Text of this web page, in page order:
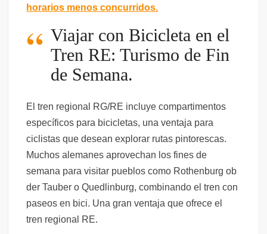
horarios menos concurridos.
Viajar con Bicicleta en el
Tren RE: Turismo de Fin
de Semana.
El tren regional RG/RE incluye compartimentos
específicos para bicicletas, una ventaja para
ciclistas que desean explorar rutas pintorescas.
Muchos alemanes aprovechan los fines de
semana para visitar pueblos como Rothenburg ob
der Tauber o Quedlinburg, combinando el tren con
paseos en bici. Una gran ventaja que ofrece el
tren regional RE.